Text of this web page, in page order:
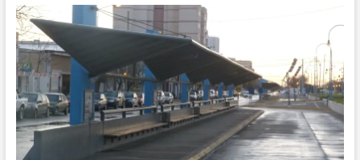
de
Mayo
habrán
ollas
populares
en
toda
la